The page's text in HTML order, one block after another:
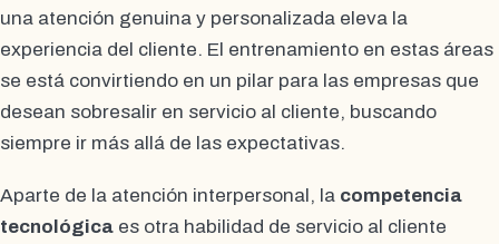
una atención genuina y personalizada eleva la
experiencia del cliente. El entrenamiento en estas áreas
se está convirtiendo en un pilar para las empresas que
desean sobresalir en servicio al cliente, buscando
siempre ir más allá de las expectativas.
Aparte de la atención interpersonal, la competencia
tecnológica es otra habilidad de servicio al cliente